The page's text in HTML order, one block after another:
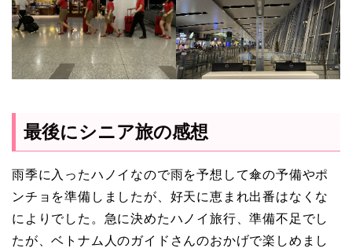
最後にシニア旅の感想
雨季に入ったハノイなので雨を予想して傘の予備やポ
ンチョを準備しましたが、好天に恵まれ出番はなくな
によりでした。急に決めたハノイ旅行、準備不足でし
たが、ベトナム人のガイドさんのおかげで楽しめまし